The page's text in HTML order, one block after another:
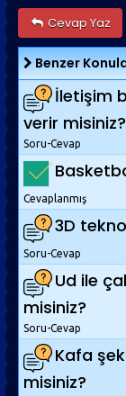
Cevap Yaz
Benzer
İletişim
verir misiniz?
Soru-Cevap
Cevaplanmış
3D
Soru-Cevap
Ud ile
misiniz?
Soru-Cevap
Kafa
misiniz?